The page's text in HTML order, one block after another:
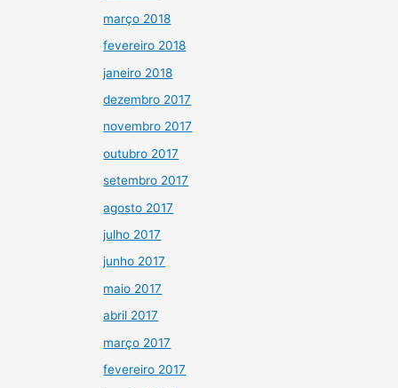
março 2018
fevereiro 2018
janeiro 2018
dezembro 2017
novembro 2017
outubro 2017
setembro 2017
agosto 2017
julho 2017
junho 2017
maio 2017
abril 2017
março 2017
fevereiro 2017